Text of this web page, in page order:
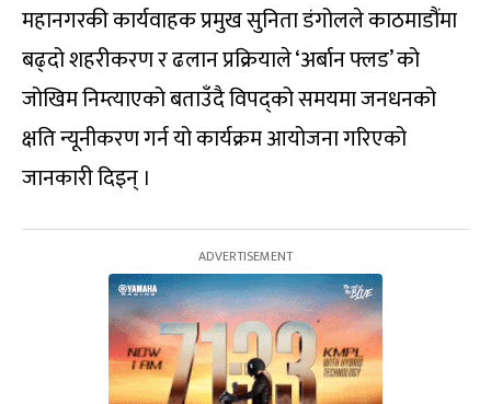
महानगरकी कार्यवाहक प्रमुख सुनिता डंगोलले काठमाडौंमा
बढ्दो शहरीकरण र ढलान प्रक्रियाले ‘अर्बान फ्लड’ को
जोखिम निम्त्याएको बताउँदै विपद्को समयमा जनधनको
क्षति न्यूनीकरण गर्न यो कार्यक्रम आयोजना गरिएको
जानकारी दिइन् ।